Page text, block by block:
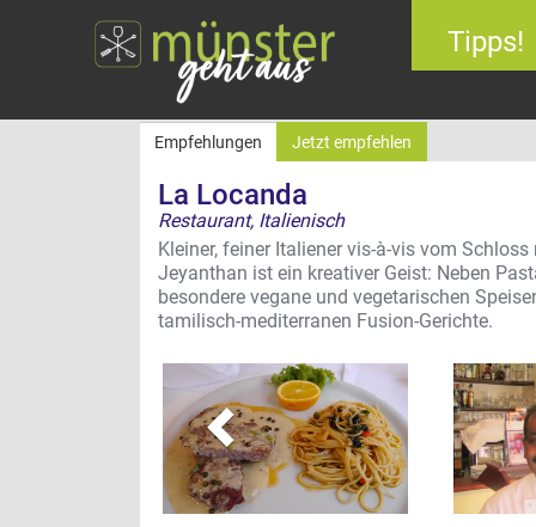
Tipps!
La Locanda
Restaurant, Italienisch
Kleiner, feiner Italiener vis-à-vis vom
Jeyanthan ist ein kreativer Geist: Neben
besondere vegane und vegetarischen
tamilisch-mediterranen Fusion-Gerichte.
Empfehlungen Jetzt empfehlen
zurück